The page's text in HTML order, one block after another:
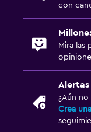
con
Mira las
¿Aún no
Crea